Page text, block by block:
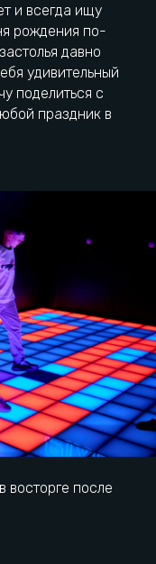
и всегда ищу
рождения по-
давно
удивительный
поделиться с
праздник в
восторге после